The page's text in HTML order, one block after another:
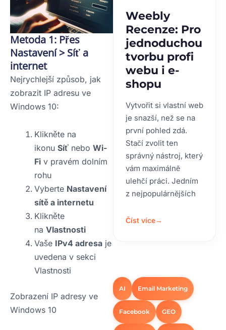
Metoda 1: Přes
Nastavení > Síť a
internet
Nejrychlejší způsob, jak
zobrazit IP adresu ve
Windows 10:
Klikněte na
ikonu Síť nebo Wi-
Fi v pravém dolním
rohu
Vyberte Nastavení
sítě a internetu
Klikněte
na Vlastnosti
Vaše IPv4 adresa je
uvedena v sekci
Vlastnosti
Zobrazení IP adresy ve
Windows 10
Weebly
Recenze: Pro
jednoduchou
tvorbu profi
webu i e-
shopu
Vytvořit si vlastní web
je snazší, než se na
první pohled zdá.
Stačí zvolit ten
správný nástroj, který
vám maximálně
ulehčí práci. Jedním
z nejpopulárnějších
Číst více→
AI Email Marketing
Facebook GEO